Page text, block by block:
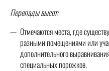
Перепады высот:
Отмечаются места, где
разными помещениями или
дополнительного
специальных порожков.